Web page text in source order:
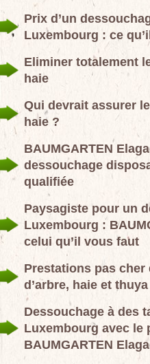
Prix d’un
Luxembourg : ce
Eliminer totalement
haie
Qui devrait assurer
haie ?
BAUMGARTEN
dessouchage
qualifiée
Paysagiste pour un
Luxembourg :
celui qu’il vous faut
Prestations pas cher
d’arbre, haie et
Dessouchage à des
Luxembourg avec le
BAUMGARTEN